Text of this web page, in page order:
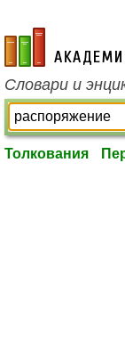
academic.ru
Словари и
Толкования